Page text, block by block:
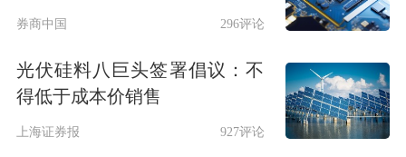
购房者积累的住房财富更少，未来一生
中的换房次数也可能更少。”
报告还显示，在过去一年，首次购房者
仅占市场的21%，为自1981年NAR开始
券商中国 296评论
光伏硅料八巨头签署倡议：不
得低于成本价销售
上海证券报 927评论